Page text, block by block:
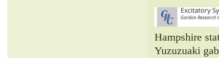
Hampshire
Yuzuzuaki